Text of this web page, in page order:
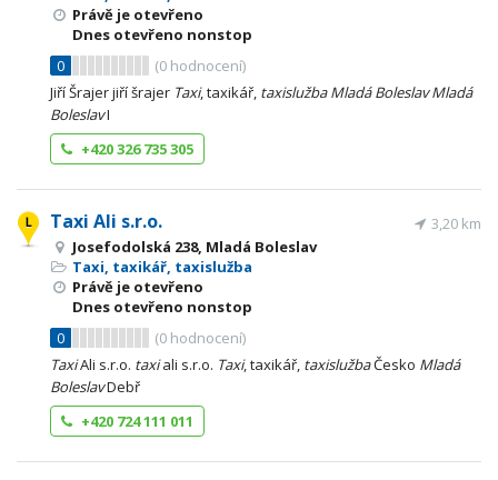
Právě je otevřeno
Dnes otevřeno nonstop
0
(0 hodnocení)
Jiří Šrajer jiří šrajer Taxi, taxikář, taxislužba Mladá Boleslav Mladá
BoleslavI
+420 326 735 305
Taxi Ali s.r.o.
Josefodolská 238, Mladá Boleslav
Taxi, taxikář, taxislužba
Právě je otevřeno
Dnes otevřeno nonstop
0
(0 hodnocení)
3,20 km
TaxiAli s.r.o. taxiali s.r.o. Taxi, taxikář, taxislužbaČesko Mladá
BoleslavDebř
+420 724 111 011